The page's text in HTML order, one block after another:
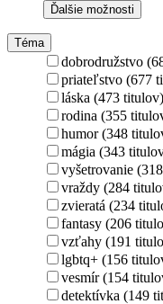
Ďalšie možnosti
Téma
dobrodružstvo
priateľstvo (677
láska (473 titulov)
rodina (355
humor (348
mágia (343
vyšetrovanie
vraždy (284
zvieratá (234
fantasy (206
vzťahy (191
lgbtq+ (156
vesmír (154
detektívka (149